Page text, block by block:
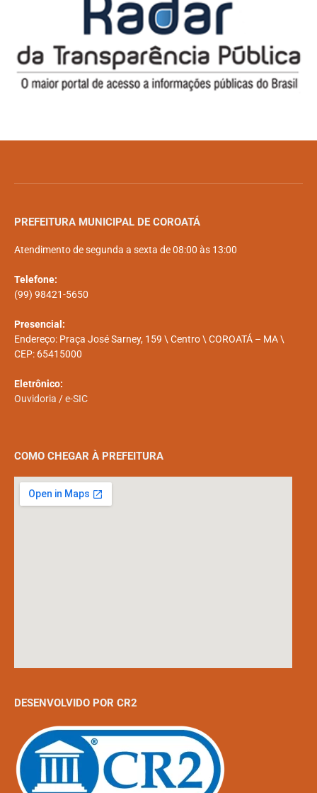
PREFEITURA MUNICIPAL DE COROATÁ
Atendimento de segunda a sexta de 08:00 às 13:00
Telefone:
(99) 98421-5650
Presencial:
Endereço: Praça José Sarney, 159 \ Centro \ COROATÁ – MA \
CEP: 65415000
Eletrônico:
Ouvidoria /e-SIC
COMO CHEGAR À PREFEITURA
DESENVOLVIDO POR CR2